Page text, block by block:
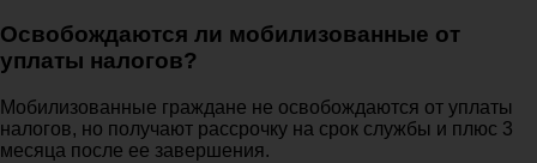
Освобождаются ли мобилизованные от
уплаты налогов?
Мобилизованные граждане не освобождаются от уплаты
налогов, но получают рассрочку на срок службы и плюс 3
месяца после ее завершения.